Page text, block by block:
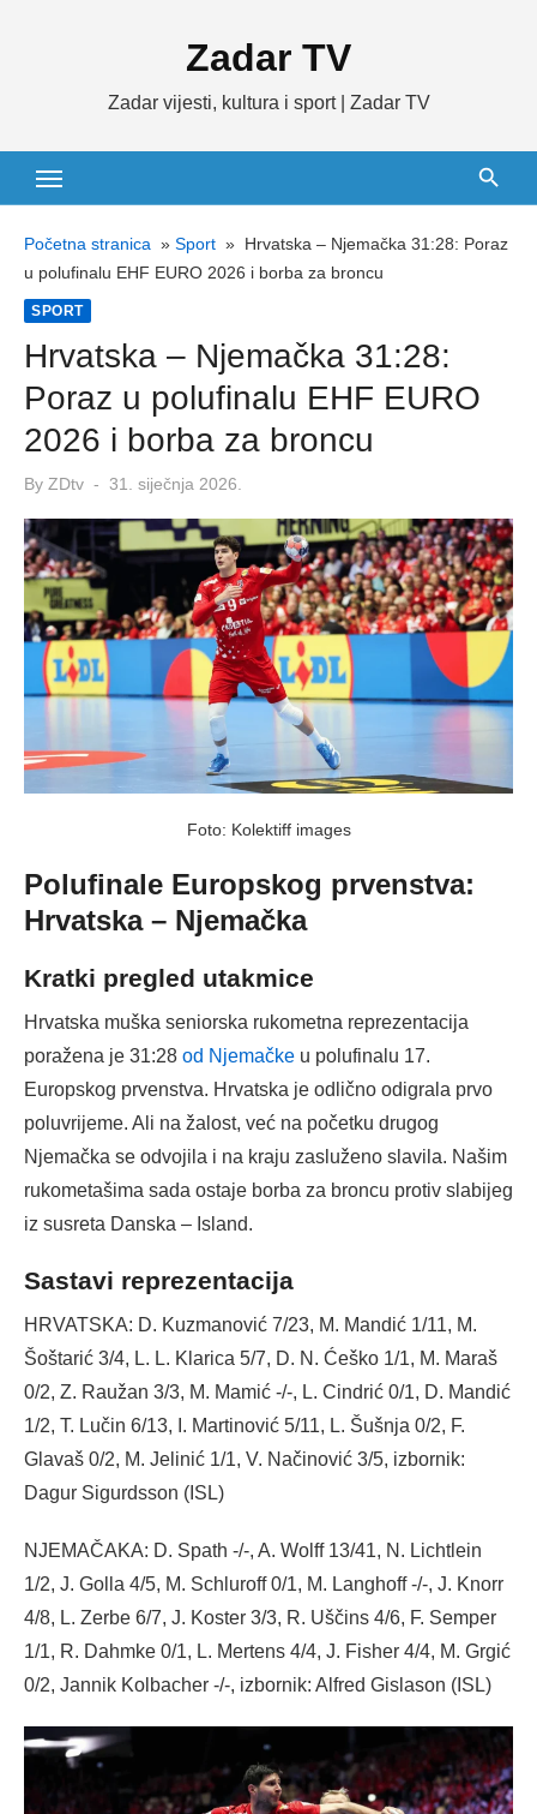
Zadar TV
Zadar vijesti, kultura i sport | Zadar TV
Početna stranica » Sport » Hrvatska – Njemačka 31:28: Poraz
u polufinalu EHF EURO 2026 i borba za broncu
SPORT
Hrvatska – Njemačka 31:28:
Poraz u polufinalu EHF EURO
2026 i borba za broncu
By ZDtv
Posted
31. siječnja 2026.
Foto: Kolektiff images
Polufinale Europskog prvenstva:
Hrvatska – Njemačka
Kratki pregled utakmice
Hrvatska muška seniorska rukometna reprezentacija
poražena je 31:28 od Njemačke u polufinalu 17.
Europskog prvenstva. Hrvatska je odlično odigrala prvo
poluvrijeme. Ali na žalost, već na početku drugog
Njemačka se odvojila i na kraju zasluženo slavila. Našim
rukometašima sada ostaje borba za broncu protiv slabijeg
iz susreta Danska – Island.
Sastavi reprezentacija
HRVATSKA: D. Kuzmanović 7/23, M. Mandić 1/11, M.
Šoštarić 3/4, L. L. Klarica 5/7, D. N. Ćeško 1/1, M. Maraš
0/2, Z. Raužan 3/3, M. Mamić -/-, L. Cindrić 0/1, D. Mandić
1/2, T. Lučin 6/13, I. Martinović 5/11, L. Šušnja 0/2, F.
Glavaš 0/2, M. Jelinić 1/1, V. Načinović 3/5, izbornik:
Dagur Sigurdsson (ISL)
NJEMAČAKA: D. Spath -/-, A. Wolff 13/41, N. Lichtlein
1/2, J. Golla 4/5, M. Schluroff 0/1, M. Langhoff -/-, J. Knorr
4/8, L. Zerbe 6/7, J. Koster 3/3, R. Uščins 4/6, F. Semper
1/1, R. Dahmke 0/1, L. Mertens 4/4, J. Fisher 4/4, M. Grgić
0/2, Jannik Kolbacher -/-, izbornik: Alfred Gislason (ISL)